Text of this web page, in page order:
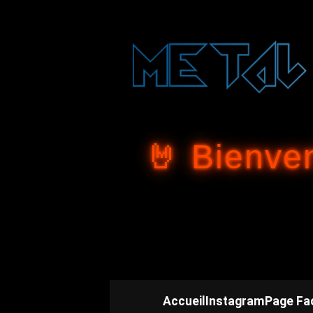
🤘
Accueil Instagram Page